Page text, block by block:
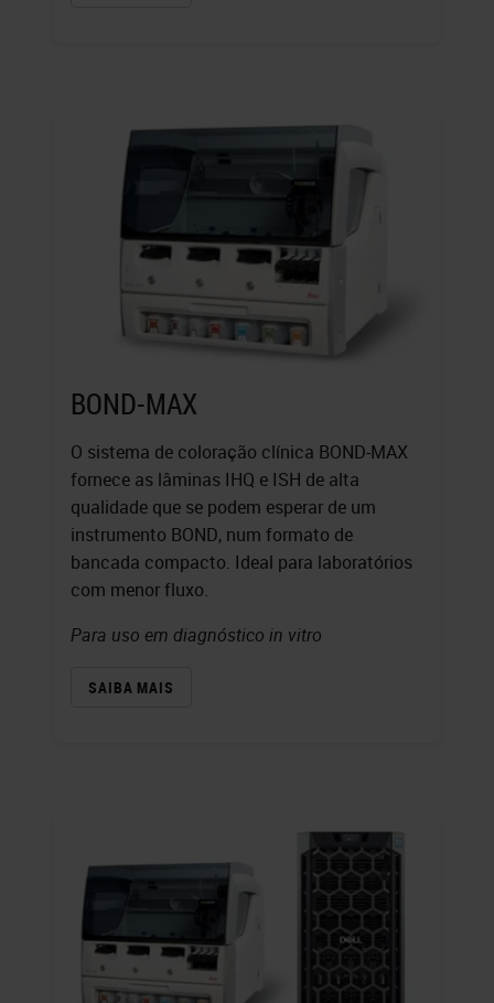
BOND-MAX
O sistema de coloração clínica BOND-MAX
fornece as lâminas IHQ e ISH de alta
qualidade que se podem esperar de um
instrumento BOND, num formato de
bancada compacto. Ideal para laboratórios
com menor fluxo.
Para uso em diagnóstico in vitro
SAIBA MAIS